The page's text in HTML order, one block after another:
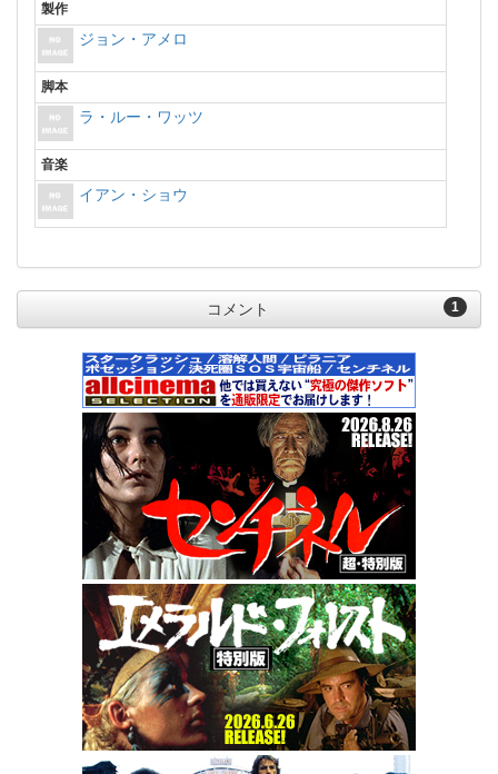
製作
ジョン・アメロ
脚本
ラ・ルー・ワッツ
音楽
イアン・ショウ
1
コメント